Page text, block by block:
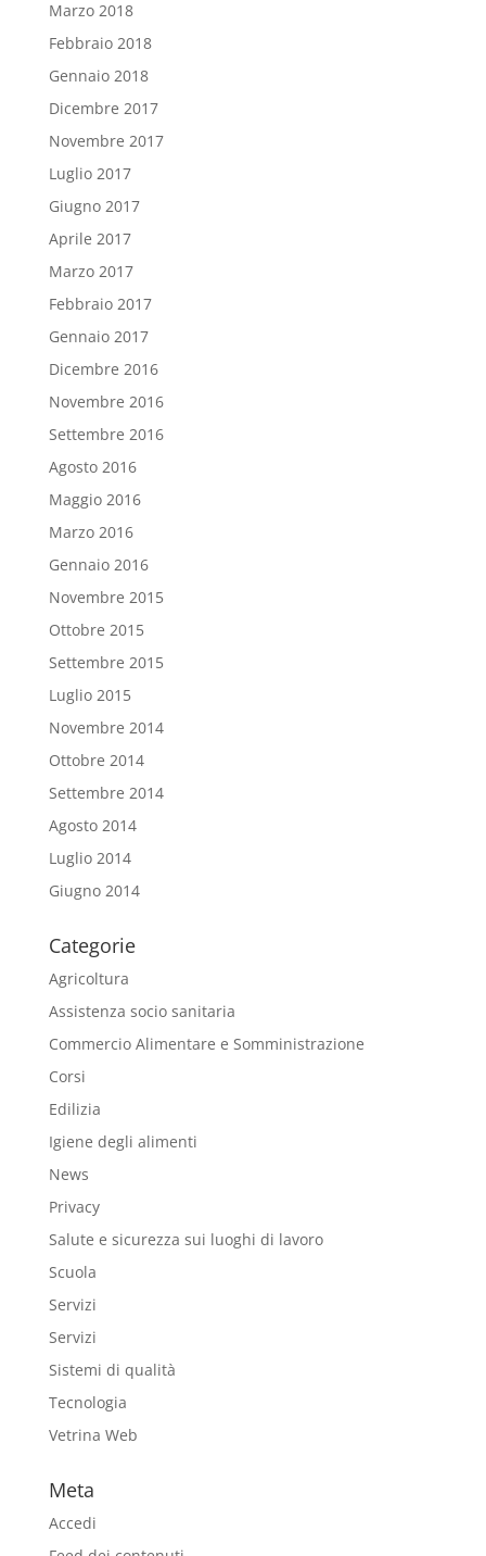
Marzo 2018
Febbraio 2018
Gennaio 2018
Dicembre 2017
Novembre 2017
Luglio 2017
Giugno 2017
Aprile 2017
Marzo 2017
Febbraio 2017
Gennaio 2017
Dicembre 2016
Novembre 2016
Settembre 2016
Agosto 2016
Maggio 2016
Marzo 2016
Gennaio 2016
Novembre 2015
Ottobre 2015
Settembre 2015
Luglio 2015
Novembre 2014
Ottobre 2014
Settembre 2014
Agosto 2014
Luglio 2014
Giugno 2014
Categorie
Agricoltura
Assistenza socio sanitaria
Commercio Alimentare e Somministrazione
Corsi
Edilizia
Igiene degli alimenti
News
Privacy
Salute e sicurezza sui luoghi di lavoro
Scuola
Servizi
Servizi
Sistemi di qualità
Tecnologia
Vetrina Web
Meta
Accedi